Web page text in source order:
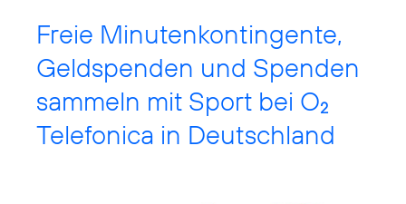
Freie Minutenkontingente,
Geldspenden und Spenden
sammeln mit Sport bei O2
Telefonica in Deutschland